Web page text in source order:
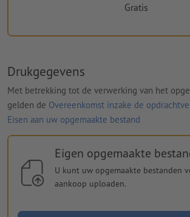
Gratis
Drukgegevens
Met betrekking tot de verwerking van het
gelden de Overeenkomst inzake de
Eisen aan uw opgemaakte bestand
Eigen opgemaakte
U kunt uw opgemaakte bestanden
aankoop uploaden.